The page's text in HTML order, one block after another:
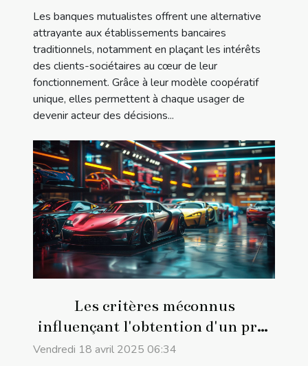
Les banques mutualistes offrent une alternative
attrayante aux établissements bancaires
traditionnels, notamment en plaçant les intérêts
des clients-sociétaires au cœur de leur
fonctionnement. Grâce à leur modèle coopératif
unique, elles permettent à chaque usager de
devenir acteur des décisions...
Les critères méconnus
influençant l'obtention d'un prêt
auto en 2023
Vendredi 18 avril 2025 06:34